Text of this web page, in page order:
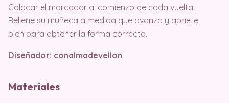
Colocar el marcador al comienzo de cada vuelta.
Rellene su muñeca a medida que avanza y apriete
bien para obtener la forma correcta.
Diseñador: conalmadevellon
Materiales